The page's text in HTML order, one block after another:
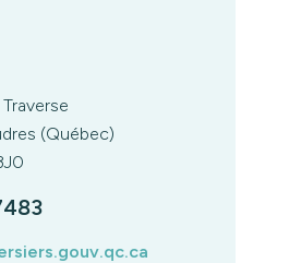
(Québec)